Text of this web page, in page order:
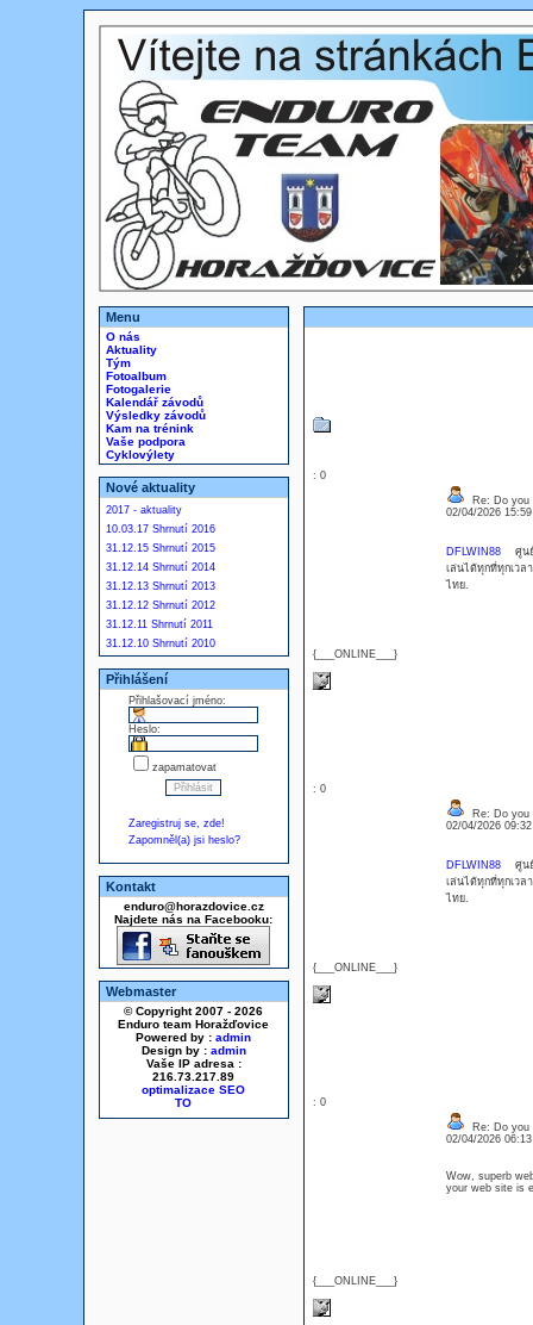
Menu
O nás
Aktuality
Tým
Fotoalbum
Fotogalerie
Kalendář závodů
Výsledky závodů
Kam na trénink
Vaše podpora
Cyklovýlety
Nové aktuality
2017 - aktuality
10.03.17 Shrnutí 2016
31.12.15 Shrnutí 2015
31.12.14 Shrnutí 2014
31.12.13 Shrnutí 2013
31.12.12 Shrnutí 2012
31.12.11 Shrnutí 2011
31.12.10 Shrnutí 2010
Přihlášení
Přihlašovací jméno:
Heslo:
zapamatovat
Zaregistruj se, zde!
Zapomněl(a) jsi heslo?
Kontakt
enduro@horazdovice.cz
Najdete nás na Facebooku:
Webmaster
© Copyright 2007 - 2026
Enduro team Horažďovice
Powered by : admin
Design by : admin
Vaše IP adresa :
216.73.217.89
optimalizace SEO
: 0
{___ONLINE___}
Re: Do you
02/04/2026
DFLWIN88ศูนย์ร
เล่นได้ทุกที่ทุกเวล
ไทย.
: 0
{___ONLINE___}
Re: Do you
02/04/2026
DFLWIN88ศูนย์ร
เล่นได้ทุกที่ทุกเวล
ไทย.
: 0
{___ONLINE___}
Re: Do you
02/04/2026
Wow, superb
your web site is